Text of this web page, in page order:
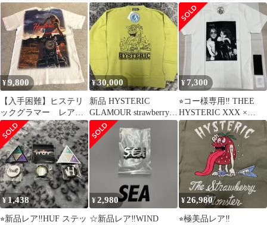
ンテージTシャツ M‼️
イズ 半袖Tシャツ
シャツ Mサイズ‼️
¥9,800
【入手困難】ヒステリ
ックグラマー レアサ
イズ 半袖Tシャツ
¥30,000
新品 HYSTERIC
GLAMOUR strawberry
monster ‼️
¥ 7,300
⭐︎コー様専用‼️ THEE
HYSTERIC XXX ×
DAM コラボTシャツ‼️
¥ 1,438
⭐︎新品レア‼️HUF ステッ
¥2,980
☆新品レア‼️WIND
¥26,980
⭐︎極美品レア‼️